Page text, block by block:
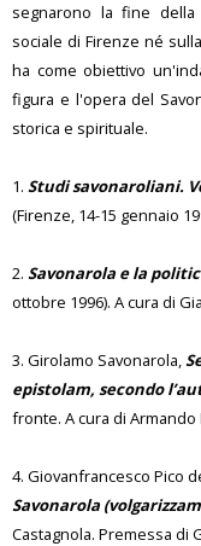
segnarono la fine
sociale di Firenze né
ha come obiettivo
figura e l'opera del
storica e spirituale.
1. Studi savonaroliani.
(Firenze, 14-15 gennaio
2. Savonarola e la
ottobre 1996). A cura di
3. Girolamo Savonarola,
epistolam, secondo
fronte. A cura di Armando
4. Giovanfrancesco Pico
Savonarola
Castagnola. Premessa di